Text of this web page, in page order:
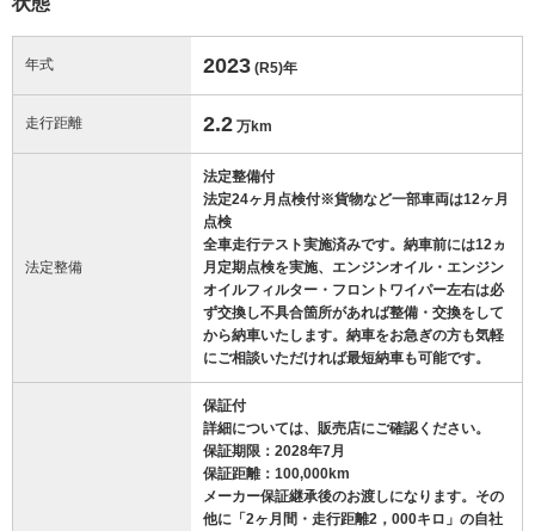
年式 2023 (R5)年
走行距離 2.2 万km
法定整備
法定整備付
法定24ヶ月点検付※貨物など一部車両は12ヶ月
点検
全車走行テスト実施済みです。納車前には12ヵ
月定期点検を実施、エンジンオイル・エンジン
オイルフィルター・フロントワイパー左右は必
ず交換し不具合箇所があれば整備・交換をして
から納車いたします。納車をお急ぎの方も気軽
にご相談いただければ最短納車も可能です。
保証付
詳細については、販売店にご確認ください。
保証期限：2028年7月
保証距離：100,000km
メーカー保証継承後のお渡しになります。その
他に「2ヶ月間・走行距離2，000キロ」の自社